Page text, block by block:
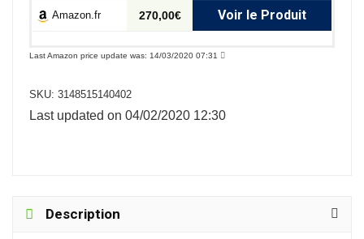
Amazon.fr 270,00€ Voir le Produit
Last Amazon price update was: 14/03/2020 07:31
SKU: 3148515140402
Last updated on 04/02/2020 12:30
Description